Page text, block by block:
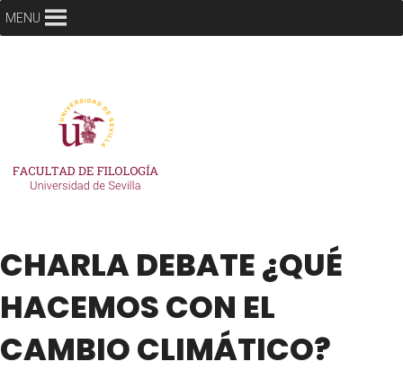
MENU
CHARLA DEBATE ¿QUÉ
HACEMOS CON EL
CAMBIO CLIMÁTICO?